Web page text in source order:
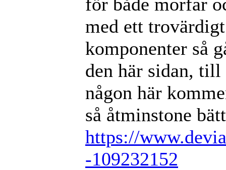
med ett
komponenter så
den här sidan,
någon här
så åtminstone
https://
-109232152